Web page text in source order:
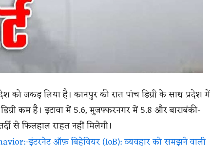
को जकड़ लिया है। कानपुर की रात पांच डिग्री के साथ प्रदेश में
कम है। इटावा में 5.6, मुजफ्फरनगर में 5.8 और बाराबंकी-
से फिलहाल राहत नहीं मिलेगी।
इंटरनेट ऑफ़ बिहेवियर (IoB): व्यवहार को समझने वाली